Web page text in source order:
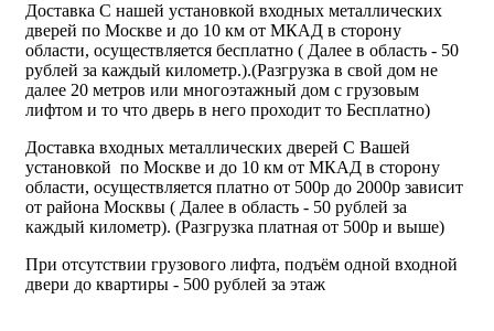
Доставка С нашей установкой входных металлических
дверей по Москве и до 10 км от МКАД в сторону
области, осуществляется бесплатно ( Далее в область - 50
рублей за каждый километр.).(Разгрузка в свой дом не
далее 20 метров или многоэтажный дом с грузовым
лифтом и то что дверь в него проходит то Бесплатно)
Доставка входных металлических дверей С Вашей
установкой по Москве и до 10 км от МКАД в сторону
области, осуществляется платно от 500р до 2000р зависит
от района Москвы ( Далее в область - 50 рублей за
каждый километр). (Разгрузка платная от 500р и выше)
При отсутствии грузового лифта, подъём одной входной
двери до квартиры - 500 рублей за этаж